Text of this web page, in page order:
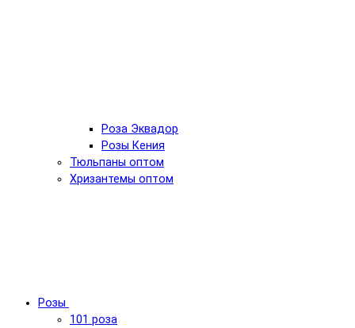
Роза Эквадор
Розы Кения
Тюльпаны оптом
Хризантемы оптом
Розы
101 роза